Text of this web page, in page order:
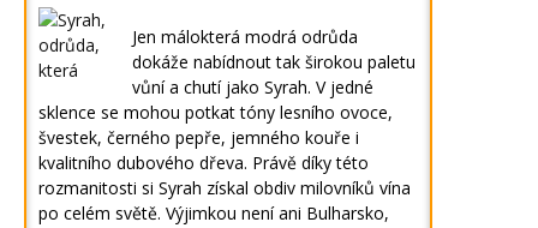
Jen málokterá modrá odrůda
dokáže nabídnout tak širokou paletu
vůní a chutí jako Syrah. V jedné
sklence se mohou potkat tóny lesního ovoce,
švestek, černého pepře, jemného kouře i
kvalitního dubového dřeva. Právě díky této
rozmanitosti si Syrah získal obdiv milovníků vína
po celém světě. Výjimkou není ani Bulharsko,